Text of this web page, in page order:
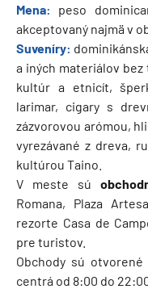
Mena:
peso
akceptovaný najmä v
Suveníry:
a iných materiálov
kultúr a etnicít,
larimar, cigary s
zázvorovou arómou,
vyrezávané z dreva,
kultúrou Taino.
V meste sú
Romana, Plaza
rezorte Casa de
pre turistov.
Obchody sú
centrá od 8:00 do